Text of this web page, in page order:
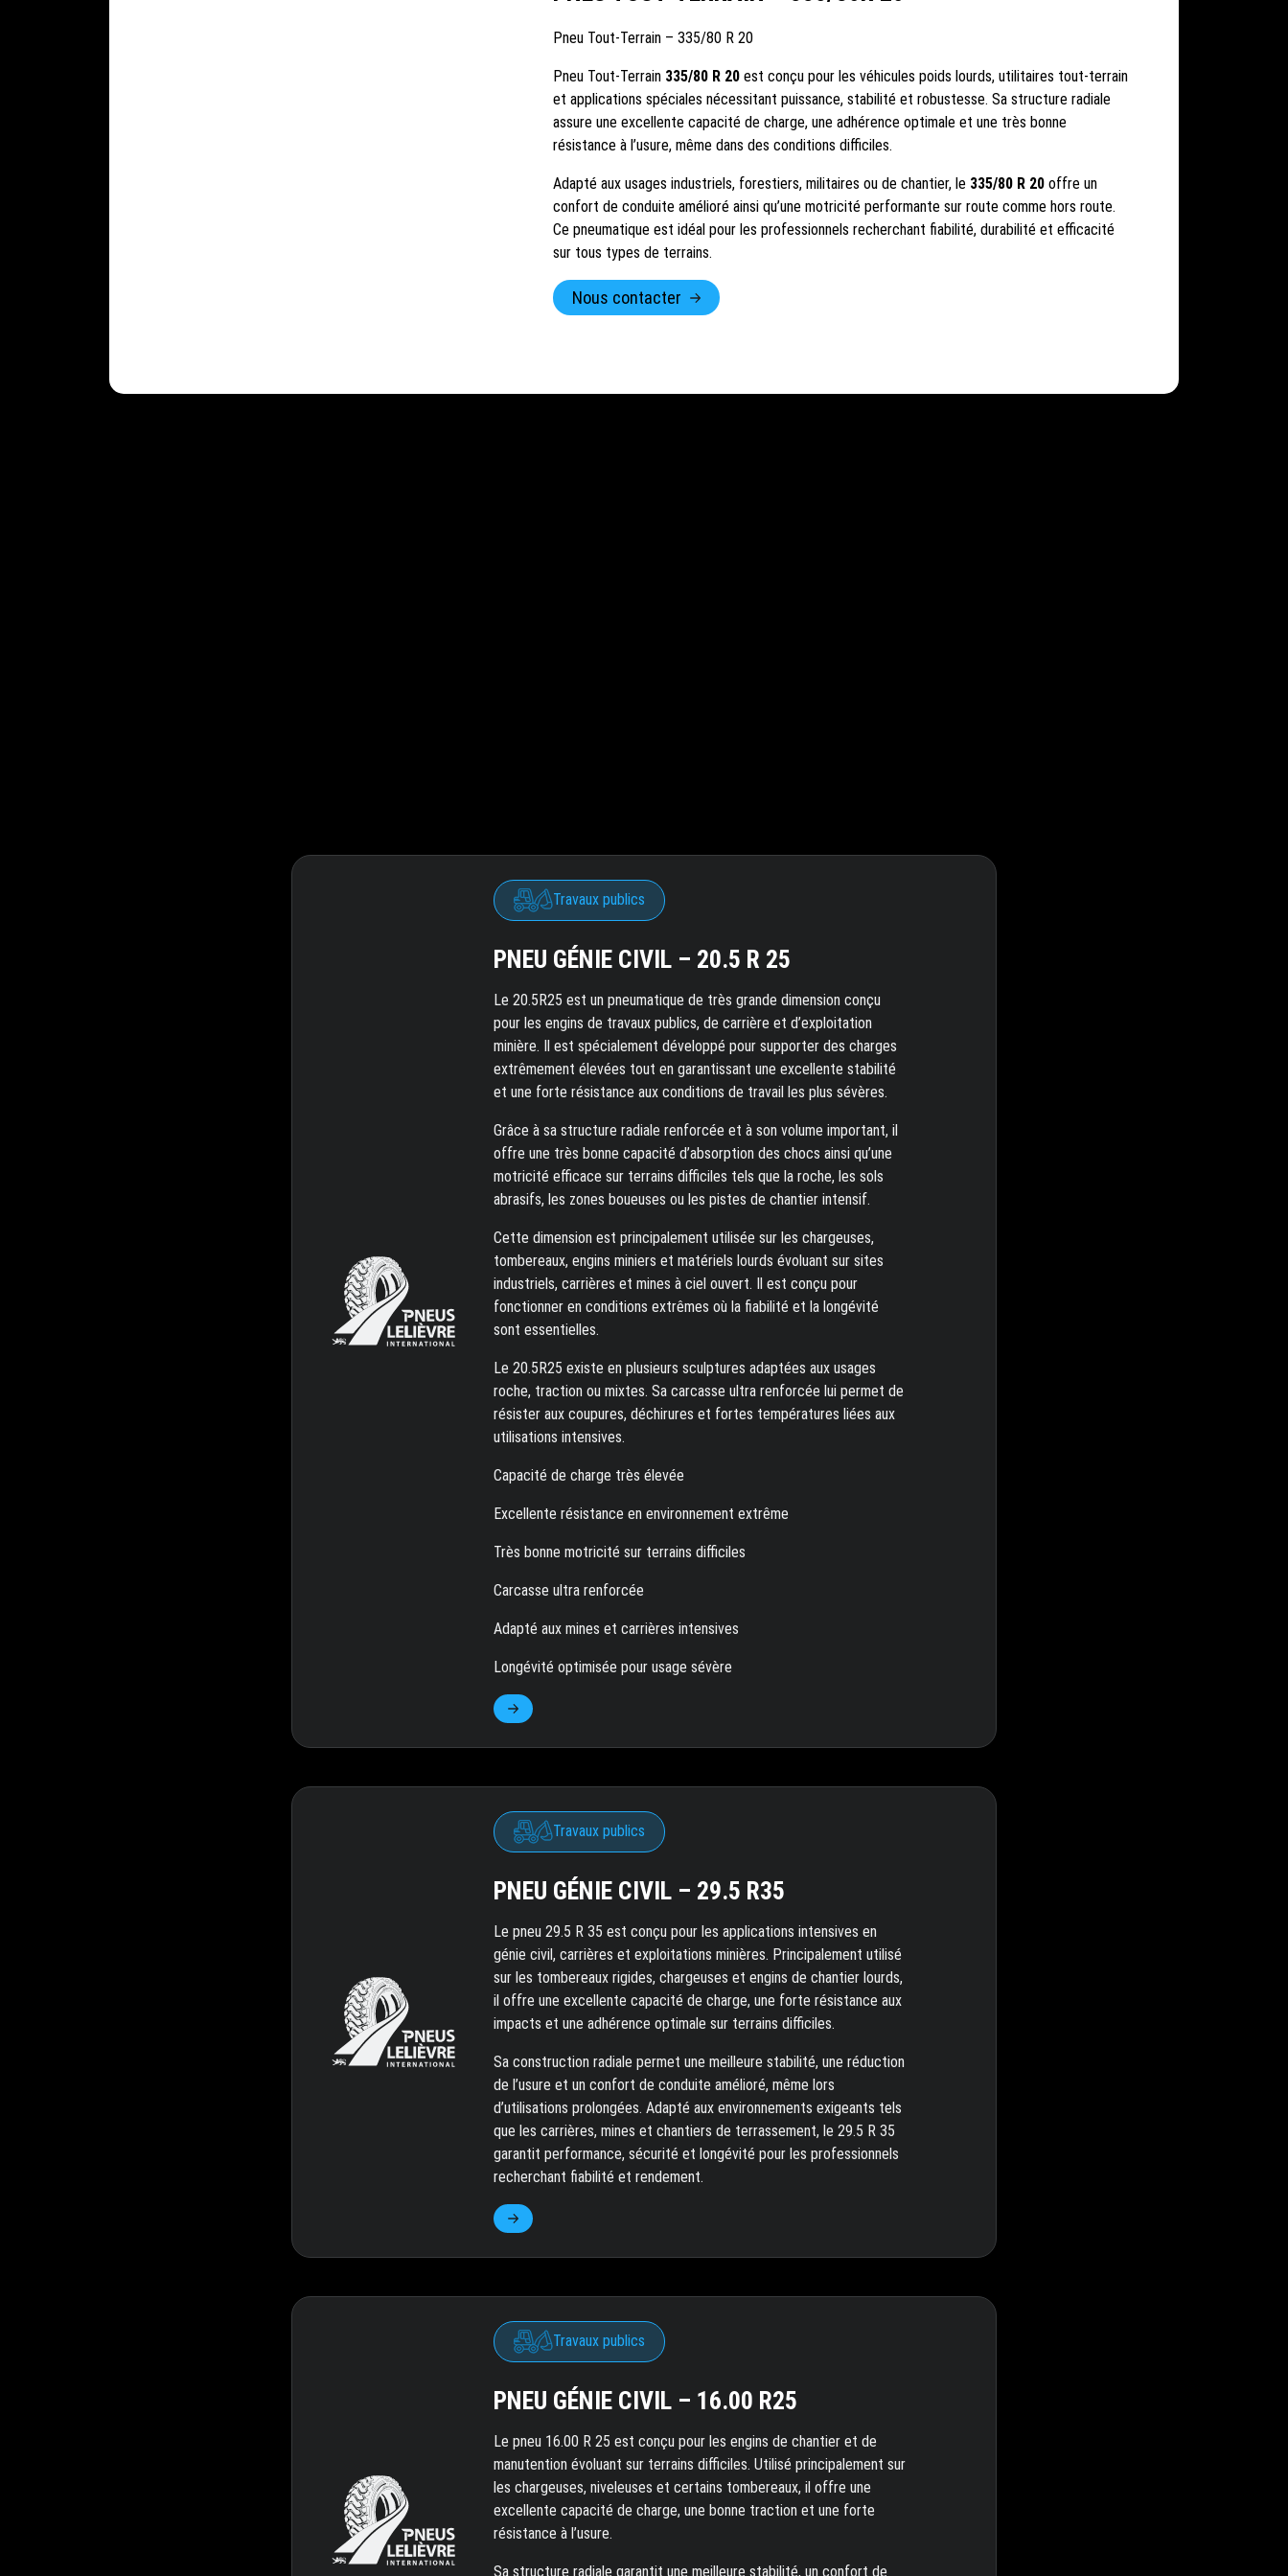
Pneu Tout-Terrain – 335/80 R 20
Pneu Tout-Terrain 335/80 R 20 est conçu pour les véhicules poids lourds, utilitaires tout-terrain
et applications spéciales nécessitant puissance, stabilité et robustesse. Sa structure radiale
assure une excellente capacité de charge, une adhérence optimale et une très bonne
résistance à l’usure, même dans des conditions difficiles.
Adapté aux usages industriels, forestiers, militaires ou de chantier, le 335/80 R 20 offre un
confort de conduite amélioré ainsi qu’une motricité performante sur route comme hors route.
Ce pneumatique est idéal pour les professionnels recherchant fiabilité, durabilité et efficacité
sur tous types de terrains.
Nous contacter
Travaux publics
PNEU GÉNIE CIVIL – 20.5 R 25
Le 20.5R25 est un pneumatique de très grande dimension conçu
pour les engins de travaux publics, de carrière et d’exploitation
minière. Il est spécialement développé pour supporter des charges
extrêmement élevées tout en garantissant une excellente stabilité
et une forte résistance aux conditions de travail les plus sévères.
Grâce à sa structure radiale renforcée et à son volume important, il
offre une très bonne capacité d’absorption des chocs ainsi qu’une
motricité efficace sur terrains difficiles tels que la roche, les sols
abrasifs, les zones boueuses ou les pistes de chantier intensif.
Cette dimension est principalement utilisée sur les chargeuses,
tombereaux, engins miniers et matériels lourds évoluant sur sites
industriels, carrières et mines à ciel ouvert. Il est conçu pour
fonctionner en conditions extrêmes où la fiabilité et la longévité
sont essentielles.
Le 20.5R25 existe en plusieurs sculptures adaptées aux usages
roche, traction ou mixtes. Sa carcasse ultra renforcée lui permet de
résister aux coupures, déchirures et fortes températures liées aux
utilisations intensives.
Capacité de charge très élevée
Excellente résistance en environnement extrême
Très bonne motricité sur terrains difficiles
Carcasse ultra renforcée
Adapté aux mines et carrières intensives
Longévité optimisée pour usage sévère
Travaux publics
PNEU GÉNIE CIVIL – 29.5 R35
Le pneu 29.5 R 35 est conçu pour les applications intensives en
génie civil, carrières et exploitations minières. Principalement utilisé
sur les tombereaux rigides, chargeuses et engins de chantier lourds,
il offre une excellente capacité de charge, une forte résistance aux
impacts et une adhérence optimale sur terrains difficiles.
Sa construction radiale permet une meilleure stabilité, une réduction
de l’usure et un confort de conduite amélioré, même lors
d’utilisations prolongées. Adapté aux environnements exigeants tels
que les carrières, mines et chantiers de terrassement, le 29.5 R 35
garantit performance, sécurité et longévité pour les professionnels
recherchant fiabilité et rendement.
Travaux publics
PNEU GÉNIE CIVIL – 16.00 R25
Le pneu 16.00 R 25 est conçu pour les engins de chantier et de
manutention évoluant sur terrains difficiles. Utilisé principalement sur
les chargeuses, niveleuses et certains tombereaux, il offre une
excellente capacité de charge, une bonne traction et une forte
résistance à l’usure.
Sa structure radiale garantit une meilleure stabilité, un confort de